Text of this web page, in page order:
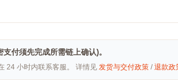
付须先完成所需链上确认)。
24 小时内联系客服。 详情见 发货与交付政策 /退款政